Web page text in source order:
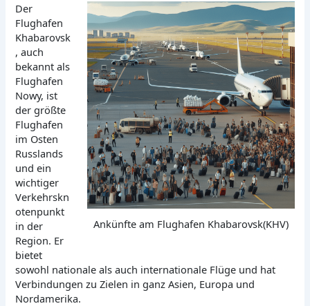
Ankünfte am Flughafen Khabarovsk(KHV)
Der
Flughafen
Khabarovsk
, auch
bekannt als
Flughafen
Nowy, ist
der größte
Flughafen
im Osten
Russlands
und ein
wichtiger
Verkehrskn
otenpunkt
in der
Region. Er
bietet
sowohl nationale als auch internationale Flüge und hat
Verbindungen zu Zielen in ganz Asien, Europa und
Nordamerika.